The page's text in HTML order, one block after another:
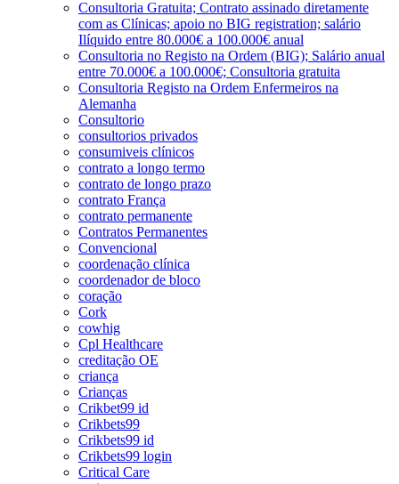
Consultoria Gratuita; Contrato assinado diretamente
com as Clínicas; apoio no BIG registration; salário
Ilíquido entre 80.000€ a 100.000€ anual
Consultoria no Registo na Ordem (BIG); Salário anual
entre 70.000€ a 100.000€; Consultoria gratuita
Consultoria Registo na Ordem Enfermeiros na
Alemanha
Consultorio
consultorios privados
consumiveis clínicos
contrato a longo termo
contrato de longo prazo
contrato França
contrato permanente
Contratos Permanentes
Convencional
coordenação clínica
coordenador de bloco
coração
Cork
cowhig
Cpl Healthcare
creditação OE
criança
Crianças
Crikbet99 id
Crikbets99
Crikbets99 id
Crikbets99 login
Critical Care